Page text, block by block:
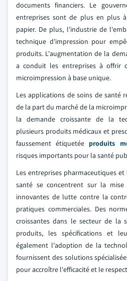
documents financiers. Le
entreprises sont de plus en plus
papier. De plus, l'industrie de
technique d'impression pour
produits. L'augmentation de la
a conduit les entreprises à offrir
microimpression à base unique.
Les applications de soins de santé
de la part du marché de la
la demande croissante de la
plusieurs produits médicaux et
faussement étiquetée produits
risques importants pour la santé
Les entreprises pharmaceutiques
santé se concentrent sur la
innovantes de lutte contre la
pratiques commerciales. Des
croissantes dans le secteur de la
produits, les spécifications et
également l'adoption de la
fournissent des solutions
pour accroître l'efficacité et le